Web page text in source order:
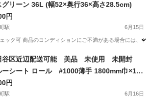
グリーン 36L (幅52×奥行36×高さ28.5cm)
円
駅 6月15日
ック可 商品のコンディションにご不満がある場合には、
桜新町駅 その他
谷区近辺配送可能 美品 未使用 未開封
ーシート ロール #1000薄手 1800mm巾×100
1本 資材屋本舗
円
駅 6月16日